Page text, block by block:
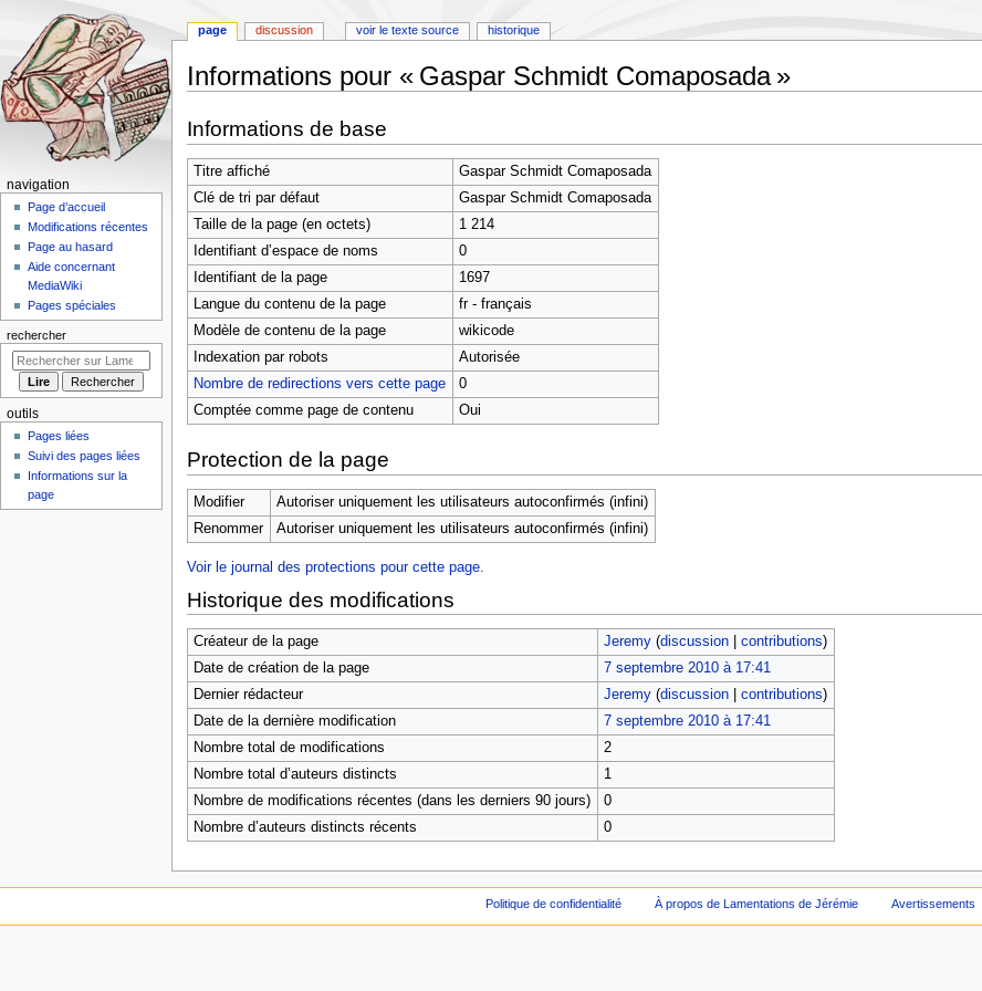
Informations pour « Gaspar Schmidt Comaposada »
à
la
navigation
à
la
recherche
Informations de base
Titre affiché
Gaspar Schmidt Comaposada
Clé de tri par défaut
Gaspar Schmidt Comaposada
Taille de la page (en octets)
1 214
Identifiant dʼespace de noms
0
Identifiant de la page
1697
Langue du contenu de la page
fr - français
Modèle de contenu de la page
wikicode
Indexation par robots
Autorisée
Nombre de redirections vers cette page
0
Comptée comme page de contenu
Oui
Protection de la page
Modifier
Autoriser uniquement les utilisateurs autoconfirmés (infini)
Renommer
Autoriser uniquement les utilisateurs autoconfirmés (infini)
Voir le journal des protections pour cette page.
Historique des modifications
Créateur de la page Jeremy (discussion| contributions)
Date de création de la page
7 septembre 2010 à 17:41
Dernier rédacteur
Jeremy (discussion| contributions)
Date de la dernière modification
7 septembre 2010 à 17:41
Nombre total de modifications
2
Nombre total d’auteurs distincts
1
Nombre de modifications récentes (dans les derniers 90 jours)
0
Nombre d’auteurs distincts récents
0
M
n
i
page discussion voir le texte source historique
navigation
Page d’accueil
Modifications récentes
Page au hasard
Aide concernant
MediaWiki
Pages spéciales
rechercher
outils
Pages liées
Suivi des pages liées
Informations sur la
page
Politique de confidentialité À propos de Lamentations de Jérémie Avertissements